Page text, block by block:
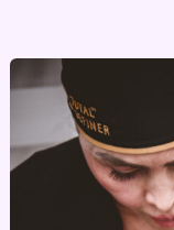
Cuidado
preoperatorio